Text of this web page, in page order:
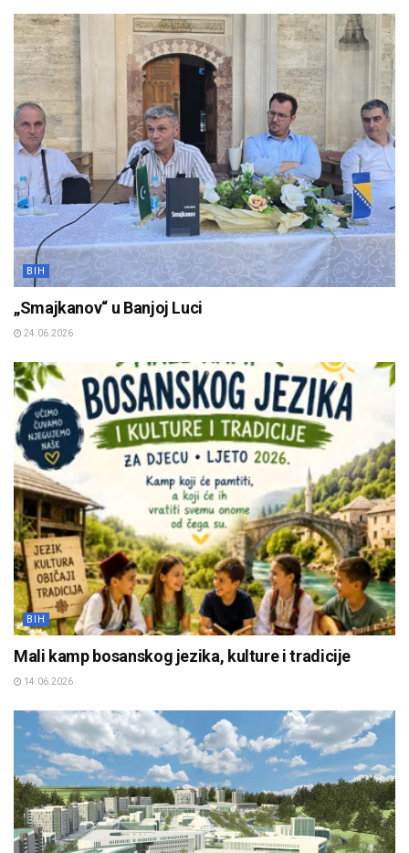
BIH
„Smajkanov“ u Banjoj Luci
24.06.2026
BIH
Mali kamp bosanskog jezika, kulture i tradicije
14.06.2026